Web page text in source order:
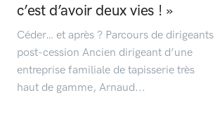
c’est d’avoir deux vies ! »
Céder… et après ? Parcours de dirigeants
post-cession Ancien dirigeant d’une
entreprise familiale de tapisserie très
haut de gamme, Arnaud...